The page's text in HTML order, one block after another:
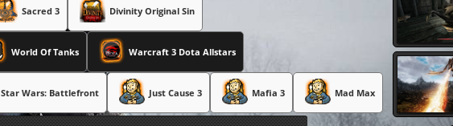
Sacred 3 Divinity Original Sin
World Of Tanks Warcraft 3 Dota Allstars
Star Wars: Battlefront Just Cause 3 Mafia 3 Mad Max